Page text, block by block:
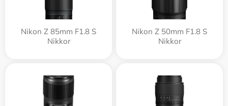
Nikon Z 85mm F1.8 S
Nikkor
Nikon Z 50mm F1.8 S
Nikkor